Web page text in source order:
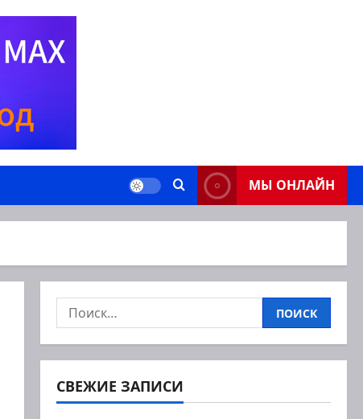
МЫ ОНЛАЙН
Найти:
СВЕЖИЕ ЗАПИСИ